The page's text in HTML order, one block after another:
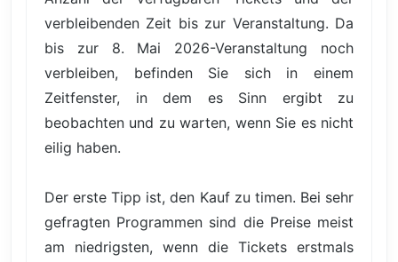
verbleibenden Zeit bis zur Veranstaltung. Da
bis zur 8. Mai 2026-Veranstaltung noch
verbleiben, befinden Sie sich in einem
Zeitfenster, in dem es Sinn ergibt zu
beobachten und zu warten, wenn Sie es nicht
eilig haben.
Der erste Tipp ist, den Kauf zu timen. Bei sehr
gefragten Programmen sind die Preise meist
am niedrigsten, wenn die Tickets erstmals